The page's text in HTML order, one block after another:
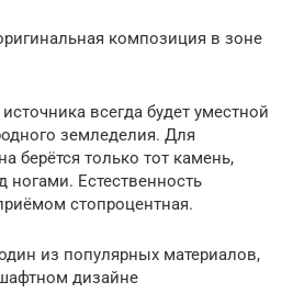
композиция в зоне
всегда будет уместной
земледелия. Для
берётся только тот камень,
ногами. Естественность
стопроцентная.
из популярных материалов,
дизайне